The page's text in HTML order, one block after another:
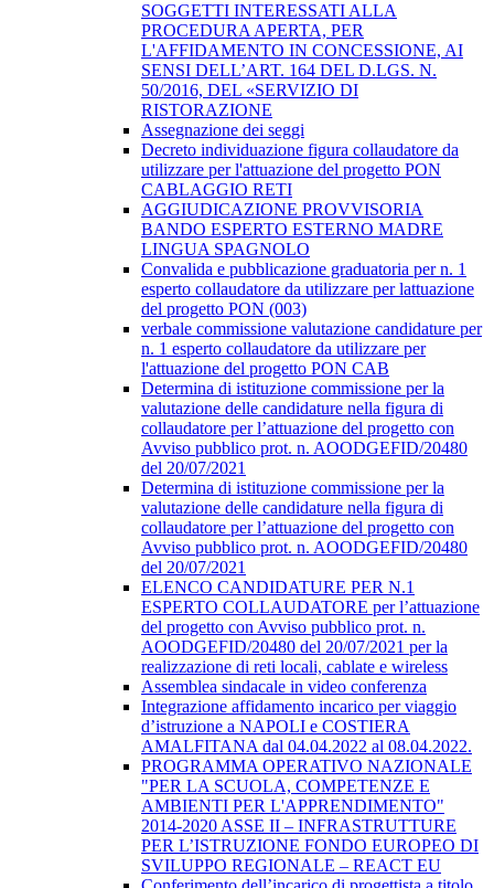
SOGGETTI INTERESSATI ALLA
PROCEDURA APERTA, PER
L'AFFIDAMENTO IN CONCESSIONE, AI
SENSI DELL’ART. 164 DEL D.LGS. N.
50/2016, DEL «SERVIZIO DI
RISTORAZIONE
Assegnazione dei seggi
Decreto individuazione figura collaudatore da
utilizzare per l'attuazione del progetto PON
CABLAGGIO RETI
AGGIUDICAZIONE PROVVISORIA
BANDO ESPERTO ESTERNO MADRE
LINGUA SPAGNOLO
Convalida e pubblicazione graduatoria per n. 1
esperto collaudatore da utilizzare per lattuazione
del progetto PON (003)
verbale commissione valutazione candidature per
n. 1 esperto collaudatore da utilizzare per
l'attuazione del progetto PON CAB
Determina di istituzione commissione per la
valutazione delle candidature nella figura di
collaudatore per l’attuazione del progetto con
Avviso pubblico prot. n. AOODGEFID/20480
del 20/07/2021
Determina di istituzione commissione per la
valutazione delle candidature nella figura di
collaudatore per l’attuazione del progetto con
Avviso pubblico prot. n. AOODGEFID/20480
del 20/07/2021
ELENCO CANDIDATURE PER N.1
ESPERTO COLLAUDATORE per l’attuazione
del progetto con Avviso pubblico prot. n.
AOODGEFID/20480 del 20/07/2021 per la
realizzazione di reti locali, cablate e wireless
Assemblea sindacale in video conferenza
Integrazione affidamento incarico per viaggio
d’istruzione a NAPOLI e COSTIERA
AMALFITANA dal 04.04.2022 al 08.04.2022.
PROGRAMMA OPERATIVO NAZIONALE
"PER LA SCUOLA, COMPETENZE E
AMBIENTI PER L'APPRENDIMENTO"
2014-2020 ASSE II – INFRASTRUTTURE
PER L’ISTRUZIONE FONDO EUROPEO DI
SVILUPPO REGIONALE – REACT EU